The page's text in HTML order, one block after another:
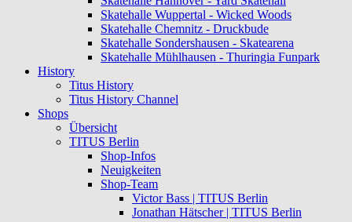
Skatehalle Wuppertal - Wicked Woods
Skatehalle Chemnitz - Druckbude
Skatehalle Sondershausen - Skatearena
Skatehalle Mühlhausen - Thuringia Funpark
History
Titus History
Titus History Channel
Shops
Übersicht
TITUS Berlin
Shop-Infos
Neuigkeiten
Shop-Team
Victor Bass | TITUS Berlin
Jonathan Hätscher | TITUS Berlin